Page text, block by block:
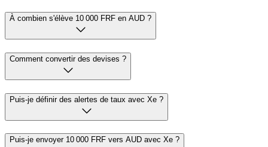
À combien s'élève 10 000 FRF en AUD ?
Comment convertir des devises ?
Puis-je définir des alertes de taux avec Xe ?
Puis-je envoyer 10 000 FRF vers AUD avec Xe ?